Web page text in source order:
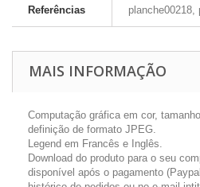
Referências planche00218,
MAIS INFORMAÇÃO
Computação gráfica em cor,
definição de formato JPEG.
Legend em Francês e Inglês.
Download do produto para o seu
disponível após o pagamento